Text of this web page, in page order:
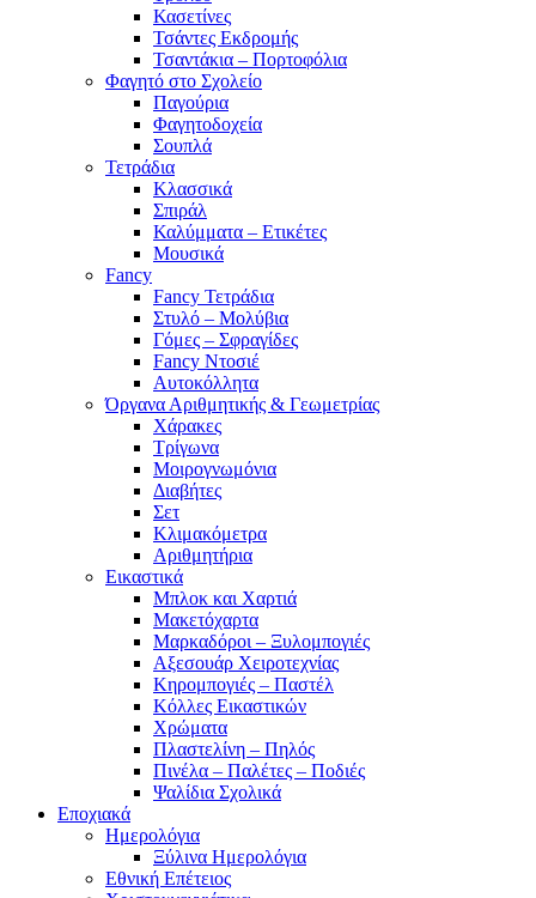
Κασετίνες
Τσάντες Εκδρομής
Τσαντάκια – Πορτοφόλια
Φαγητό στο Σχολείο
Παγούρια
Φαγητοδοχεία
Σουπλά
Τετράδια
Κλασσικά
Σπιράλ
Καλύμματα – Ετικέτες
Μουσικά
Fancy
Fancy Τετράδια
Στυλό – Μολύβια
Γόμες – Σφραγίδες
Fancy Ντοσιέ
Αυτοκόλλητα
Όργανα Αριθμητικής & Γεωμετρίας
Χάρακες
Τρίγωνα
Mοιρογνωμόνια
Διαβήτες
Σετ
Κλιμακόμετρα
Αριθμητήρια
Εικαστικά
Μπλοκ και Χαρτιά
Μακετόχαρτα
Μαρκαδόροι – Ξυλομπογιές
Αξεσουάρ Χειροτεχνίας
Κηρομπογιές – Παστέλ
Κόλλες Εικαστικών
Χρώματα
Πλαστελίνη – Πηλός
Πινέλα – Παλέτες – Ποδιές
Ψαλίδια Σχολικά
Εποχιακά
Ημερολόγια
Ξύλινα Ημερολόγια
Εθνική Επέτειος